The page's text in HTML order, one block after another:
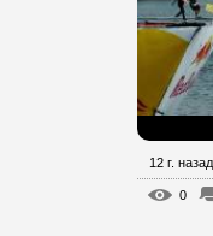
12 г. назад
0